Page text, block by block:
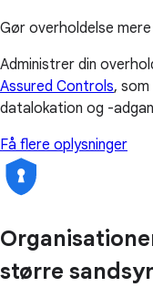
Gør overholdelse
Administrer din
Assured Controls,
datalokation og -
Få flere oplysninger
større